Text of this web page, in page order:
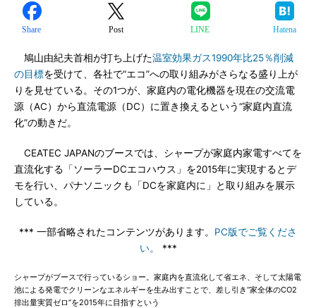
Share Post LINE Hatena
鳩山由紀夫首相が打ち上げた温室効果ガス1990年比25％削減
の目標を受けて、各社で“エコ”への取り組みがさらなる盛り上が
りを見せている。その1つが、家庭内の電化機器を現在の交流電
源（AC）から直流電源（DC）に置き換えるという“家庭内直流
化”の動きだ。
CEATEC JAPANのブースでは、シャープが家庭内家電すべてを
直流化する「ソーラーDCエコハウス」を2015年に実現するとデ
モを行い、パナソニックも「DCを家庭内に」と取り組みを展示
している。
*** 一部省略されたコンテンツがあります。 PC版でご覧くださ
い。
***
シャープがブースで行っているショー。家庭内を直流化して省エネ、そして太陽電
池による発電でクリーンなエネルギーを生み出すことで、差し引き“家全体のCO2
排出量実質ゼロ”を2015年に目指すという